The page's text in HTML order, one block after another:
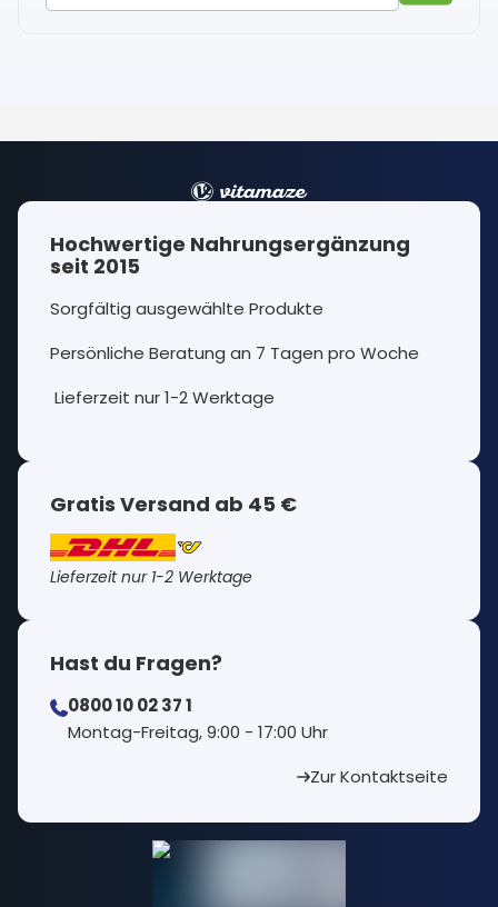
Hochwertige Nahrungsergänzung
seit 2015
Sorgfältig ausgewählte Produkte
Persönliche Beratung an 7 Tagen pro Woche
Lieferzeit nur 1-2 Werktage
Gratis Versand ab 45 €
Lieferzeit nur 1-2 Werktage
Hast du Fragen?
0800 10 02 37 1
⁠Montag-Freitag, 9:00 - 17:00 Uhr
Zur Kontaktseite